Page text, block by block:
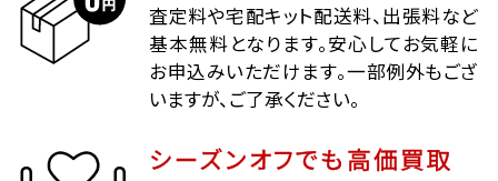
査定料や宅配キット配送料、出張料など
基本無料となります。安心してお気軽に
お申込みいただけます。一部例外もござ
いますが、ご了承ください。
シーズンオフでも高価買取